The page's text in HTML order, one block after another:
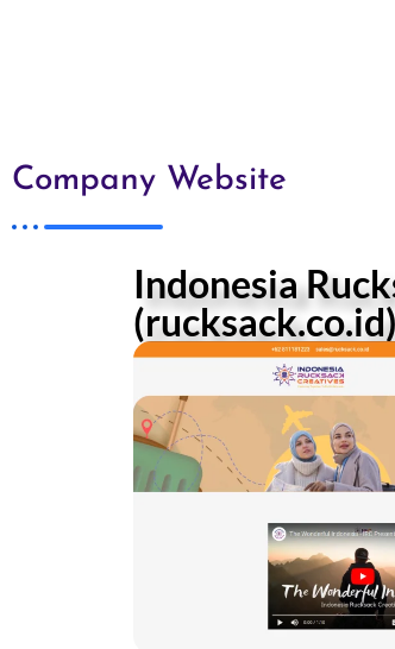
Company Website
Indonesia
(rucksack.co.id)